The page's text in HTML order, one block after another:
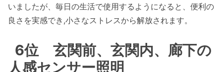
いましたが、毎日の生活で使用するようになると、便利の
良さを実感でき,小さなストレスから解放されます。
6位 玄関前、玄関内、廊下の
人感センサー照明